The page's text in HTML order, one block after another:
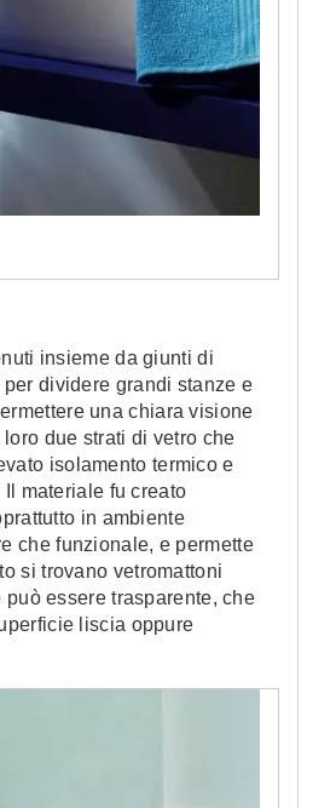
insieme da giunti di
dividere grandi stanze e
una chiara visione
due strati di vetro che
isolamento termico e
materiale fu creato
in ambiente
che funzionale, e permette
si trovano vetromattoni
essere trasparente, che
liscia oppure